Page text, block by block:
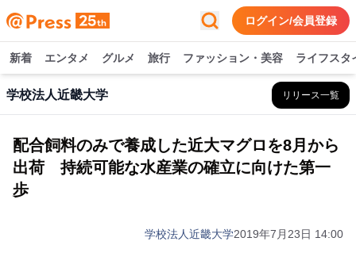
ログイン/会員登録
新着 エンタメ グルメ 旅行 ファッション・美容 ライフスタ
学校法人近畿大学 リリース一覧
配合飼料のみで養成した近大マグロを8月から
出荷 持続可能な水産業の確立に向けた第一
歩
学校法人近畿大学2019年7月23日 14:00